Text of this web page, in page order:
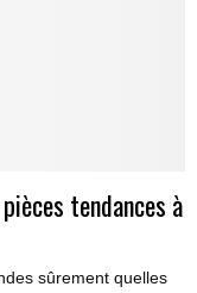
tendances à
sûrement quelles